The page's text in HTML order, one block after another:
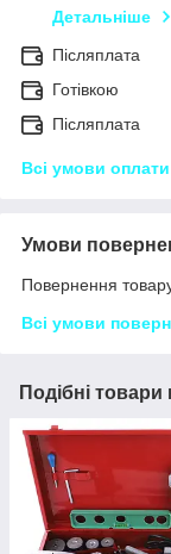
Детальніше
Післяплата
Готівкою
Післяплата
Всі умови оплати
Умови
Повернення
Всі умови
Подібні товари